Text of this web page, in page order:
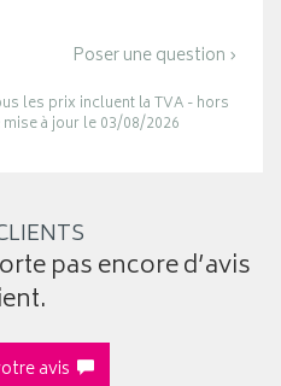
Poser une question ›
les prix incluent la TVA - hors
à jour le 03/08/2026
pas encore d’avis
avis